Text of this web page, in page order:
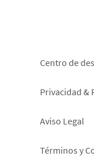
right
Centro de
Privacidad &
Aviso Legal
Términos y